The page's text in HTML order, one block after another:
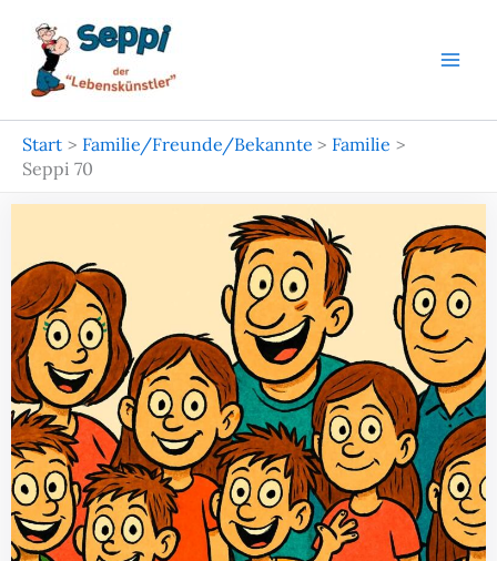
Inhalt
springen
Start Familie/Freunde/Bekannte
Familie
Seppi 70